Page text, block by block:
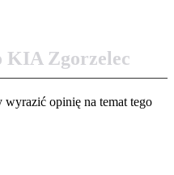
KIA Zgorzelec
opinię na temat tego